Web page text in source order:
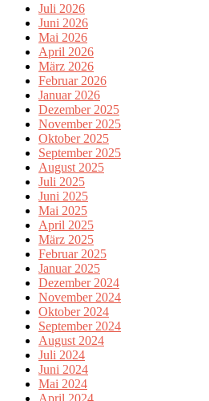
Juli 2026
Juni 2026
Mai 2026
April 2026
März 2026
Februar 2026
Januar 2026
Dezember 2025
November 2025
Oktober 2025
September 2025
August 2025
Juli 2025
Juni 2025
Mai 2025
April 2025
März 2025
Februar 2025
Januar 2025
Dezember 2024
November 2024
Oktober 2024
September 2024
August 2024
Juli 2024
Juni 2024
Mai 2024
April 2024